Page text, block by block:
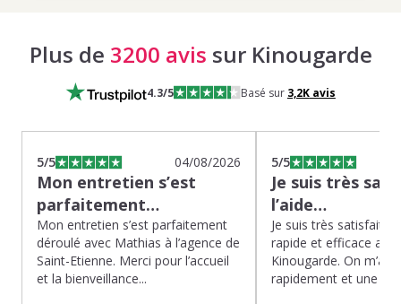
Plus de 3200 avis sur Kinougarde
4.3/5 Basé sur 3,2Kavis
5/5 04/08/2026
Mon entretien s’est
parfaitement…
Mon entretien s’est parfaitement
déroulé avec Mathias à l’agence de
Saint-Etienne. Merci pour l’accueil
et la bienveillance...
5/5
Je suis très
l’aide…
Je suis très satisfaite
rapide et efficace
Kinougarde. On m’a
rapidement et une